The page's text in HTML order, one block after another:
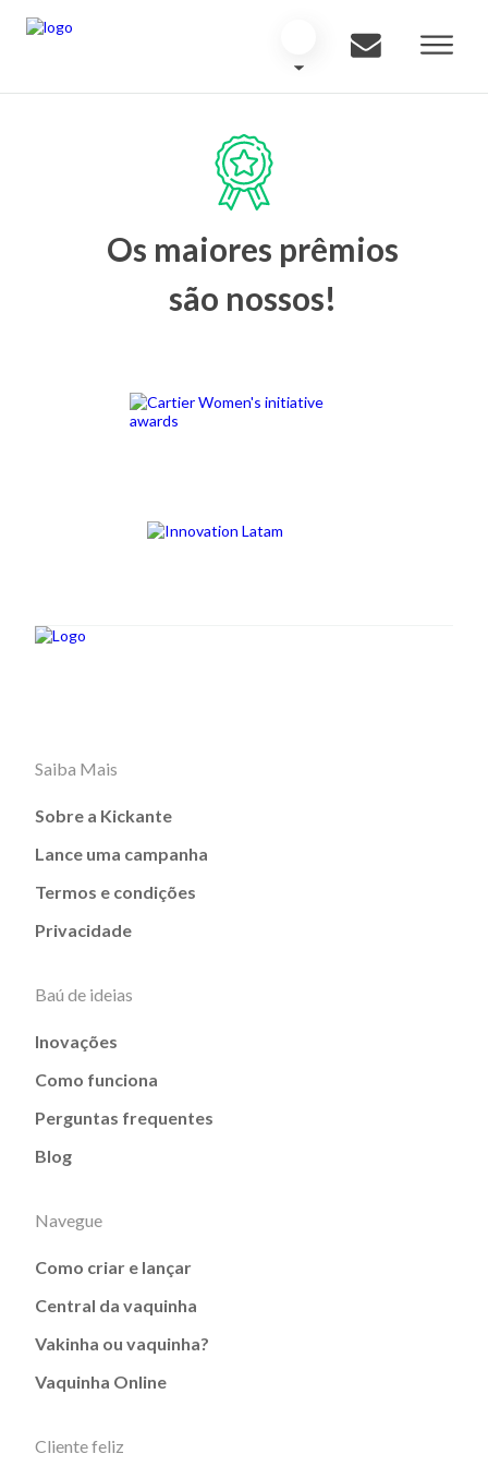
Os maiores prêmios
são nossos!
Saiba Mais
Sobre a Kickante
Lance uma campanha
Termos e condições
Privacidade
Baú de ideias
Inovações
Como funciona
Perguntas frequentes
Blog
Navegue
Como criar e lançar
Central da vaquinha
Vakinha ou vaquinha?
Vaquinha Online
Cliente feliz